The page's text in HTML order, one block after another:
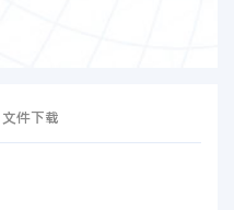
文件下载